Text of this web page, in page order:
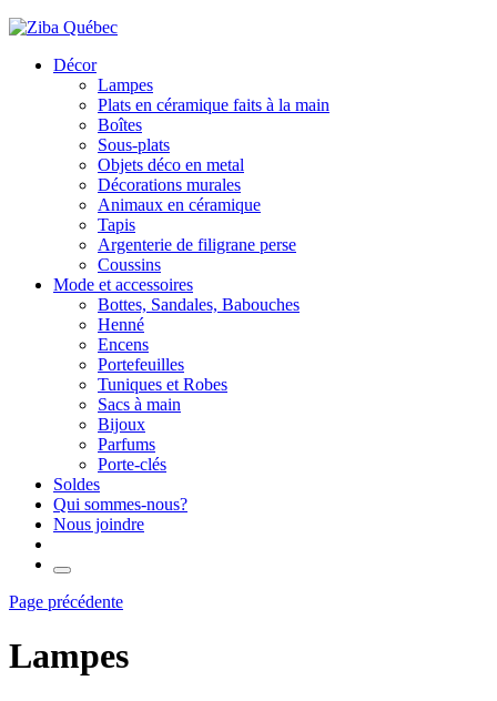
Décor
Lampes
Plats en céramique faits à la main
Boîtes
Sous-plats
Objets déco en metal
Décorations murales
Animaux en céramique
Tapis
Argenterie de filigrane perse
Coussins
Mode et accessoires
Bottes, Sandales, Babouches
Henné
Encens
Portefeuilles
Tuniques et Robes
Sacs à main
Bijoux
Parfums
Porte-clés
Soldes
Qui sommes-nous?
Nous joindre
Page précédente
Lampes